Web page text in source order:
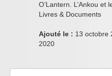
O’Lantern. L’Ankou et
Livres & Documents
Ajouté le : 13 octobre
2020